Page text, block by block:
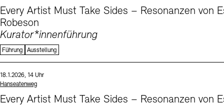
Every Artist Must Take Sides – Resonanzen von
Robeson
Kurator*innenführung
Führung Ausstellung
Datum und Uhrzeit:
18.1.2026, 14 Uhr
Standort
Hanseatenweg
Every Artist Must Take Sides – Resonanzen von